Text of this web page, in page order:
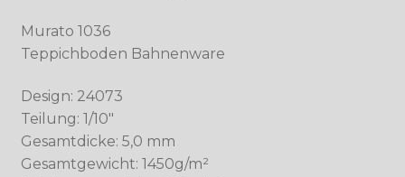
Murato 1036
Teppichboden Bahnenware
Design: 24073
Teilung: 1/10″
Gesamtdicke: 5,0 mm
Gesamtgewicht: 1450g/m²